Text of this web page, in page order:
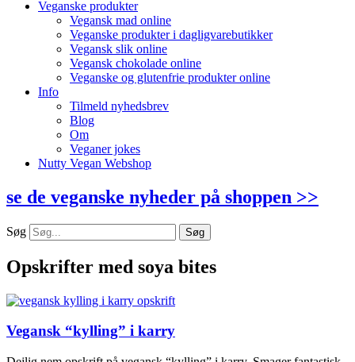
Veganske produkter
Vegansk mad online
Veganske produkter i dagligvarebutikker
Vegansk slik online
Vegansk chokolade online
Veganske og glutenfrie produkter online
Info
Tilmeld nyhedsbrev
Blog
Om
Veganer jokes
Nutty Vegan Webshop
se de veganske nyheder på shoppen >>
Søg Søg
Opskrifter med soya bites
Vegansk “kylling” i karry